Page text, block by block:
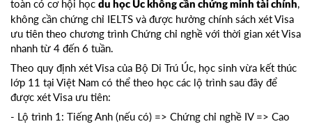
toàn có cơ hội học du học Úc không cần chứng minh tài chính,
không cần chứng chỉ IELTS và được hưởng chính sách xét Visa
ưu tiên theo chương trình Chứng chỉ nghề với thời gian xét Visa
nhanh từ 4 đến 6 tuần.
Theo quy định xét Visa của Bộ Di Trú Úc, học sinh vừa kết thúc
lớp 11 tại Việt Nam có thể theo học các lộ trình sau đây để
được xét Visa ưu tiên:
- Lộ trình 1: Tiếng Anh (nếu có) => Chứng chỉ nghề IV => Cao